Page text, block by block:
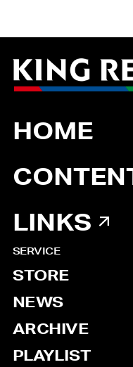
HOME
LINKS
SERVICE
STORE
NEWS
ARCHIVE
PLAYLIST